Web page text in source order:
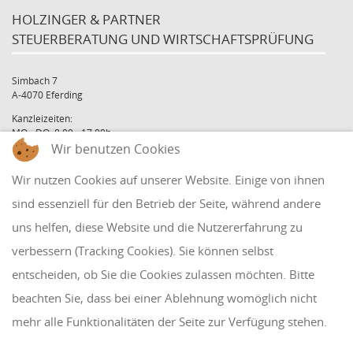
HOLZINGER & PARTNER
STEUERBERATUNG UND WIRTSCHAFTSPRÜFUNG
Simbach 7
A-4070 Eferding
Kanzleizeiten:
MO - DO: 8:00 - 17:00h
FR: 8:00 - 12:00h
Tel: +43 7272 39 79 - 0
Fax: +43 7272 39 79 - 9
QUICKLINKS
Klientenbereich
Disclaimer
Wir benutzen Cookies
Wir nutzen Cookies auf unserer Website. Einige von ihnen
sind essenziell für den Betrieb der Seite, während andere
uns helfen, diese Website und die Nutzererfahrung zu
verbessern (Tracking Cookies). Sie können selbst
entscheiden, ob Sie die Cookies zulassen möchten. Bitte
beachten Sie, dass bei einer Ablehnung womöglich nicht
mehr alle Funktionalitäten der Seite zur Verfügung stehen.